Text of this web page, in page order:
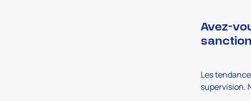
Avez-
Les
supervision.